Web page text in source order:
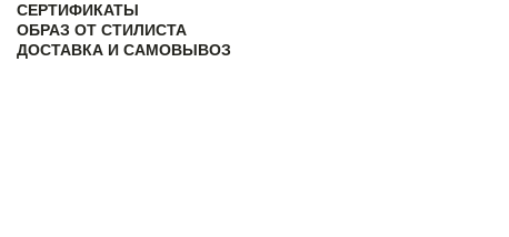
СЕРТИФИКАТЫ
ОБРАЗ ОТ СТИЛИСТА
ДОСТАВКА И САМОВЫВОЗ